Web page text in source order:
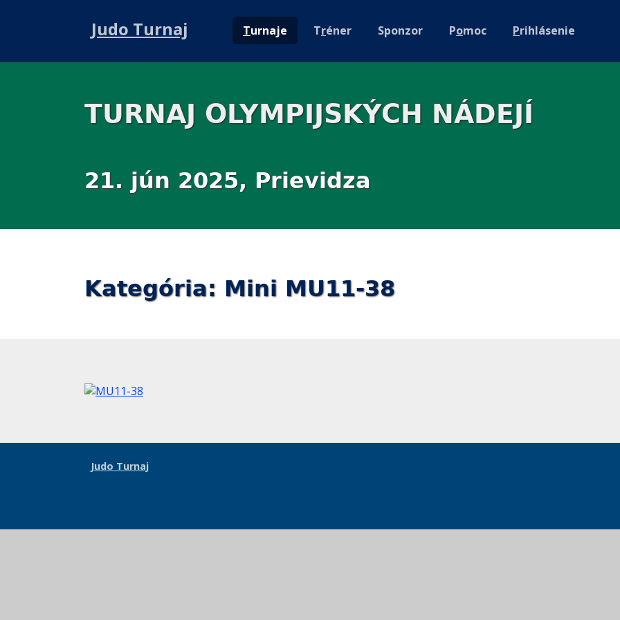
Judo Turnaj Turnaje Tréner Sponzor Pomoc Prihlásenie
TURNAJ OLYMPIJSKÝCH NÁDEJÍ
21. jún 2025, Prievidza
Kategória: Mini MU11-38
Judo Turnaj